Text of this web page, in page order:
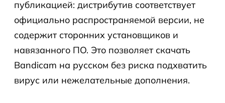
публикацией: дистрибутив соответствует
официально распространяемой версии, не
содержит сторонних установщиков и
навязанного ПО. Это позволяет скачать
Bandicam на русском без риска подхватить
вирус или нежелательные дополнения.